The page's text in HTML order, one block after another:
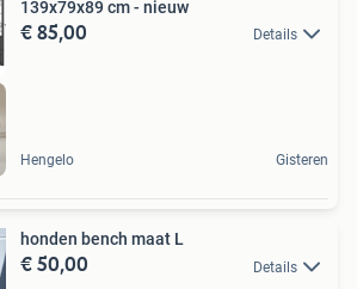
139x79x89 cm - nieuw
€ 85,00 Details
Hengelo Gisteren
honden bench maat L
€ 50,00 Details